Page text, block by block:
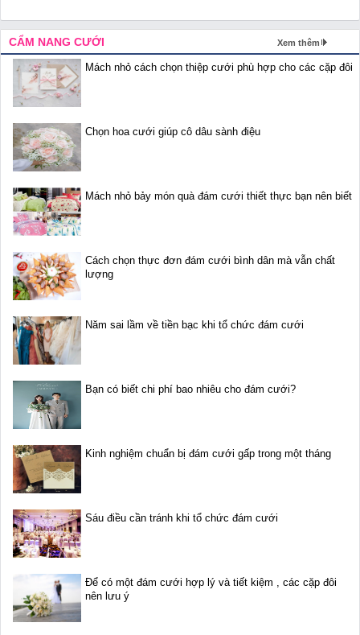
CẨM NANG CƯỚI Xem thêm
Mách nhỏ cách chọn thiệp cưới phù hợp cho các cặp đôi
Chọn hoa cưới giúp cô dâu sành điệu
Mách nhỏ bảy món quà đám cưới thiết thực bạn nên biết
Cách chọn thực đơn đám cưới bình dân mà vẫn chất
lượng
Năm sai lầm về tiền bạc khi tổ chức đám cưới
Bạn có biết chi phí bao nhiêu cho đám cưới?
Kinh nghiệm chuẩn bị đám cưới gấp trong một tháng
Sáu điều cần tránh khi tổ chức đám cưới
Để có một đám cưới hợp lý và tiết kiệm , các cặp đôi
nên lưu ý